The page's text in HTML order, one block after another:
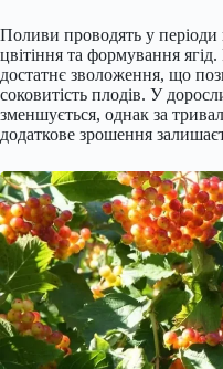
Поливи проводять у періоди
цвітіння та формування
достатнє зволоження, що
соковитість плодів. У
зменшується, однак за
додаткове зрошення